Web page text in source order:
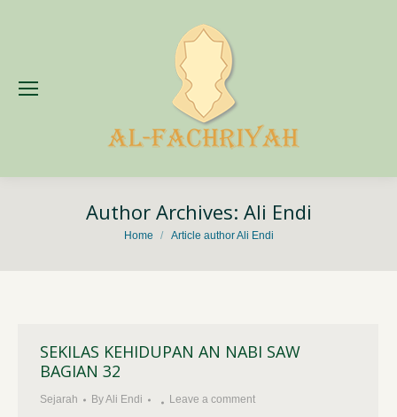
Author Archives: Ali Endi
You are here:
Home Article author Ali Endi
SEKILAS KEHIDUPAN AN NABI SAW
BAGIAN 32
Sejarah ByAli Endi Leave a comment